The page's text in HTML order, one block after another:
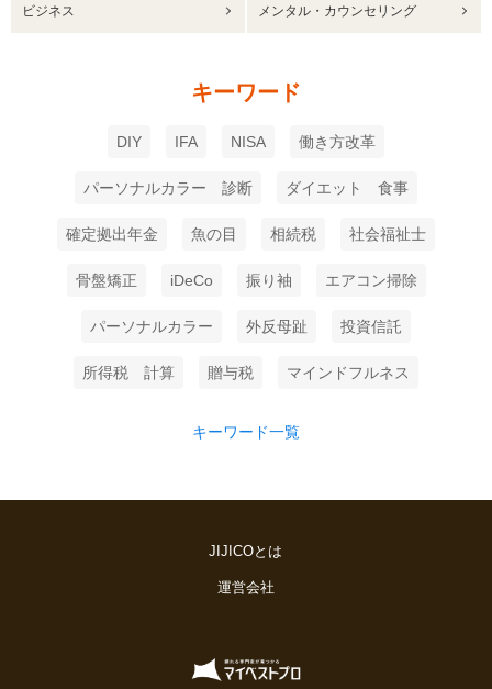
ビジネス メンタル・カウンセリング
キーワード
DIY IFA NISA 働き方改革
パーソナルカラー 診断 ダイエット 食事
確定拠出年金 魚の目 相続税 社会福祉士
骨盤矯正 iDeCo 振り袖 エアコン掃除
パーソナルカラー 外反母趾 投資信託
所得税 計算 贈与税 マインドフルネス
キーワード一覧
JIJICOとは
運営会社